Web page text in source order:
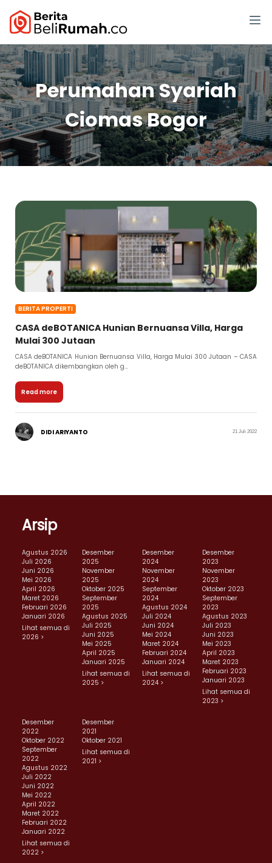
Perumahan Syariah
Ciomas Bogor
BERITA PROPERTI
CASA deBOTANICA Hunian Bernuansa Villa, Harga
Mulai 300 Jutaan
CASA deBOTANICA Hunian Bernuansa Villa, Harga Mulai 300 Jutaan – CASA
deBOTANICA dikembangkan oleh g...
Read more
DIDI ARIYANTO 21 Juli 2022
Arsip
Agustus 2026
Juli 2026
Juni 2026
Mei 2026
April 2026
Maret 2026
Februari 2026
Januari 2026
Lihat semua di
2026 >
Desember
2025
November
2025
Oktober 2025
September
2025
Agustus 2025
Juli 2025
Juni 2025
Mei 2025
April 2025
Januari 2025
Lihat semua di
2025 >
Desember
2024
November
2024
September
2024
Agustus 2024
Juli 2024
Juni 2024
Mei 2024
Maret 2024
Februari 2024
Januari 2024
Lihat semua di
2024 >
Desember
2023
November
2023
Oktober 2023
September
2023
Agustus 2023
Juli 2023
Juni 2023
Mei 2023
April 2023
Maret 2023
Februari 2023
Januari 2023
Lihat semua di
2023 >
Desember
2022
Oktober 2022
September
2022
Agustus 2022
Juli 2022
Juni 2022
Mei 2022
April 2022
Maret 2022
Februari 2022
Januari 2022
Lihat semua di
2022 >
Desember
2021
Oktober 2021
Lihat semua di
2021 >